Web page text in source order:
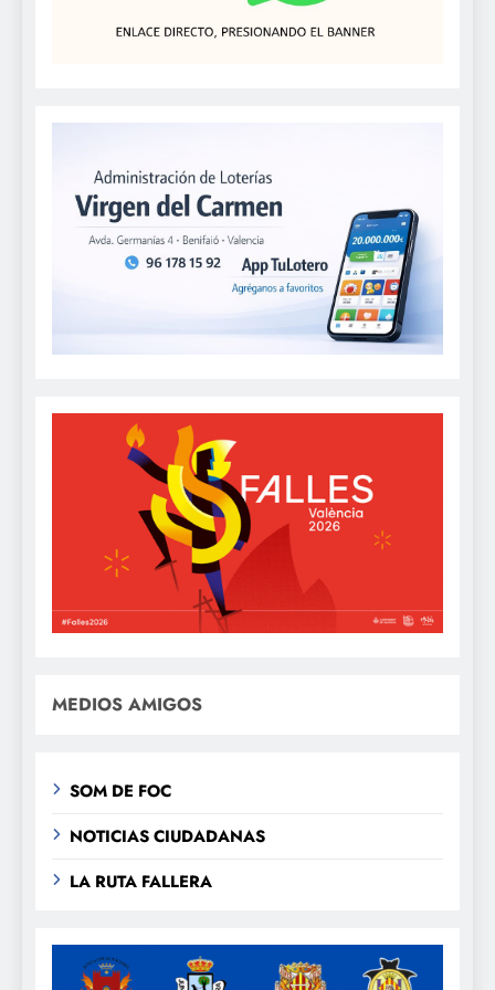
MEDIOS AMIGOS
SOM DE FOC
NOTICIAS CIUDADANAS
LA RUTA FALLERA